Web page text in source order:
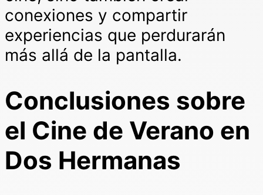
conexiones y compartir
experiencias que perdurarán
más allá de la pantalla.
Conclusiones sobre
el Cine de Verano en
Dos Hermanas